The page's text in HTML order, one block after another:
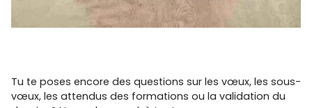
Tu te poses encore des questions sur les vœux, les sous-
vœux, les attendus des formations ou la validation du